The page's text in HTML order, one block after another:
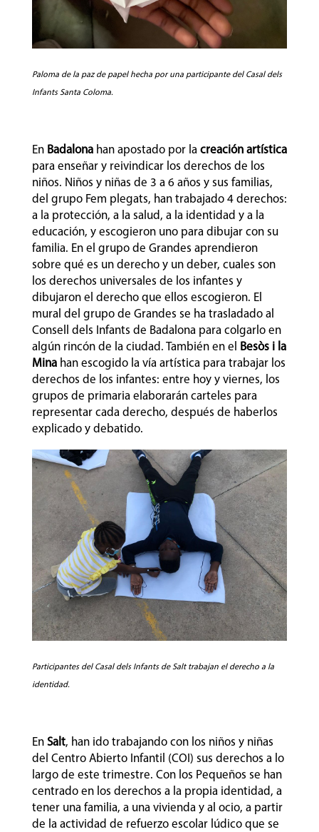
Paloma de la paz de papel hecha por una participante del Casal dels
Infants Santa Coloma.
En Badalonahan apostado por la creación artística
para enseñar y reivindicar los derechos de los
niños. Niños y niñas de 3 a 6 años y sus familias,
del grupo Fem plegats, han trabajado 4 derechos:
a la protección, a la salud, a la identidad y a la
educación, y escogieron uno para dibujar con su
familia. En el grupo de Grandes aprendieron
sobre qué es un derecho y un deber, cuales son
los derechos universales de los infantes y
dibujaron el derecho que ellos escogieron. El
mural del grupo de Grandes se ha trasladado al
Consell dels Infants de Badalona para colgarlo en
algún rincón de la ciudad. También en el Besòs i la
Minahan escogido la vía artística para trabajar los
derechos de los infantes: entre hoy y viernes, los
grupos de primaria elaborarán carteles para
representar cada derecho, después de haberlos
explicado y debatido.
Participantes del Casal dels Infants de Salt trabajan el derecho a la
identidad.
En Salt, han ido trabajando con los niños y niñas
del Centro Abierto Infantil (COI) sus derechos a lo
largo de este trimestre. Con los Pequeños se han
centrado en los derechos a la propia identidad, a
tener una familia, a una vivienda y al ocio, a partir
de la actividad de refuerzo escolar lúdico que se